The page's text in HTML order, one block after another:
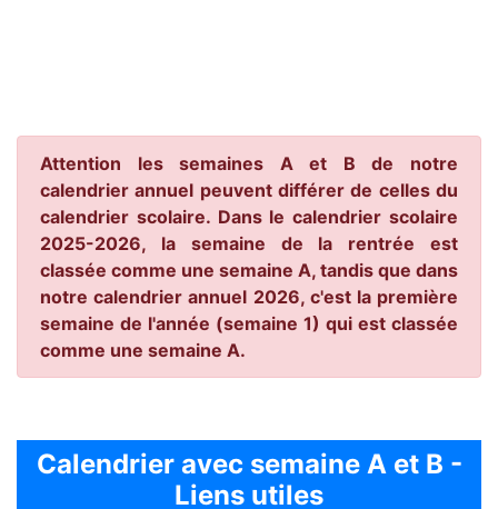
Attention les semaines A et B de notre
calendrier annuel peuvent différer de celles du
calendrier scolaire. Dans le calendrier scolaire
2025-2026, la semaine de la rentrée est
classée comme une semaine A, tandis que dans
notre calendrier annuel 2026, c'est la première
semaine de l'année (semaine 1) qui est classée
comme une semaine A.
Calendrier avec semaine A et B -
Liens utiles